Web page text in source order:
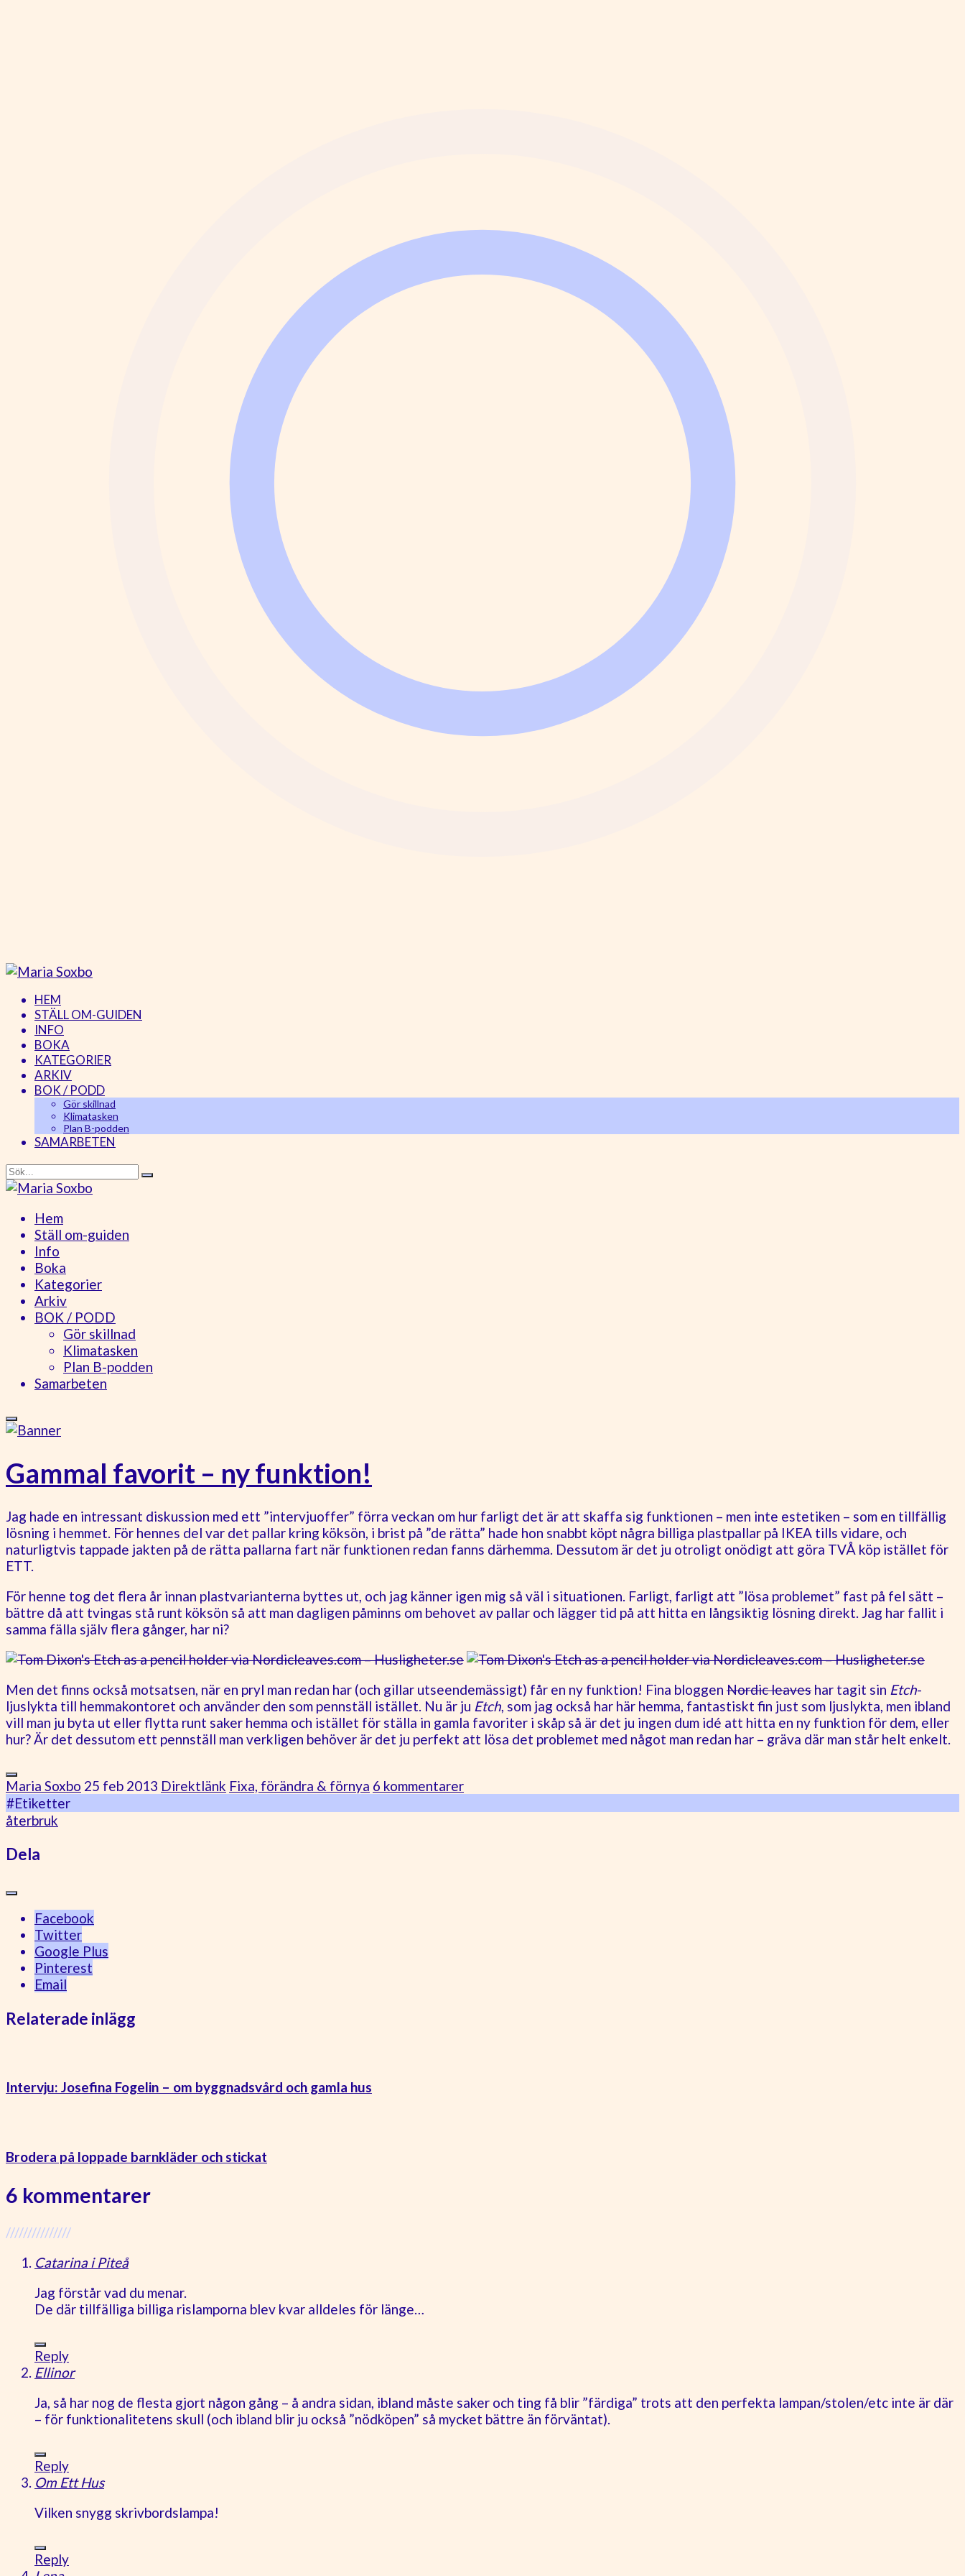
HEM
STÄLL OM-GUIDEN
INFO
BOKA
KATEGORIER
ARKIV
BOK / PODD
Gör skillnad
Klimatasken
Plan B-podden
SAMARBETEN
Hem
Ställ om-guiden
Info
Boka
Kategorier
Arkiv
BOK / PODD
Gör skillnad
Klimatasken
Plan B-podden
Samarbeten
Gammal favorit – ny funktion!
Jag hade en intressant diskussion med ett ”intervjuoffer” förra veckan om hur farligt det är att skaffa sig funktionen – men inte estetiken – som en tillfällig
lösning i hemmet. För hennes del var det pallar kring köksön, i brist på ”de rätta” hade hon snabbt köpt några billiga plastpallar på IKEA tills vidare, och
naturligtvis tappade jakten på de rätta pallarna fart när funktionen redan fanns därhemma. Dessutom är det ju otroligt onödigt att göra TVÅ köp istället för
ETT.
För henne tog det flera år innan plastvarianterna byttes ut, och jag känner igen mig så väl i situationen. Farligt, farligt att ”lösa problemet” fast på fel sätt –
bättre då att tvingas stå runt köksön så att man dagligen påminns om behovet av pallar och lägger tid på att hitta en långsiktig lösning direkt. Jag har fallit i
samma fälla själv flera gånger, har ni?
Men det finns också motsatsen, när en pryl man redan har (och gillar utseendemässigt) får en ny funktion! Fina bloggen Nordic leaves har tagit sin Etch-
ljuslykta till hemmakontoret och använder den som pennställ istället. Nu är ju Etch, som jag också har här hemma, fantastiskt fin just som ljuslykta, men ibland
vill man ju byta ut eller flytta runt saker hemma och istället för ställa in gamla favoriter i skåp så är det ju ingen dum idé att hitta en ny funktion för dem, eller
hur? Är det dessutom ett pennställ man verkligen behöver är det ju perfekt att lösa det problemet med något man redan har – gräva där man står helt enkelt.
Maria Soxbo 25 feb 2013 Direktlänk Fixa, förändra & förnya 6 kommentarer
#Etiketter
återbruk
Dela
Facebook
Twitter
Google Plus
Pinterest
Email
Relaterade inlägg
Intervju: Josefina Fogelin – om byggnadsvård och gamla hus
Brodera på loppade barnkläder och stickat
6 kommentarer
///////////////
Catarina i Piteå
Jag förstår vad du menar.
De där tillfälliga billiga rislamporna blev kvar alldeles för länge…
Reply
Ellinor
Ja, så har nog de flesta gjort någon gång – å andra sidan, ibland måste saker och ting få blir ”färdiga” trots att den perfekta lampan/stolen/etc inte är där
– för funktionalitetens skull (och ibland blir ju också ”nödköpen” så mycket bättre än förväntat).
Reply
Om Ett Hus
Vilken snygg skrivbordslampa!
Reply